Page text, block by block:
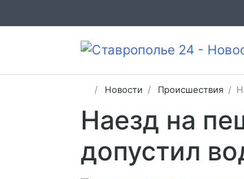
Новости Происшествия
​Наезд на
допустил